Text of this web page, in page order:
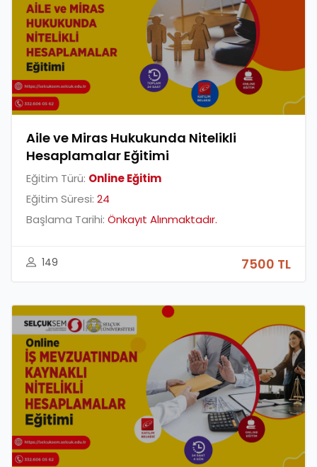
Aile ve Miras Hukukunda Nitelikli
Hesaplamalar Eğitimi
Eğitim Türü: Online Eğitim
Eğitim Süresi: 24
Başlama Tarihi: Önkayıt Alınmaktadır.
149 7500 TL